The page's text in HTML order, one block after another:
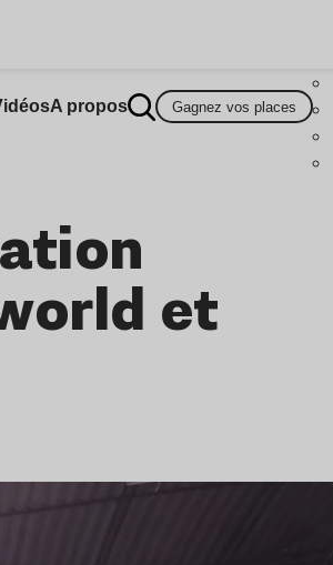
A propos Gagnez vos places
et